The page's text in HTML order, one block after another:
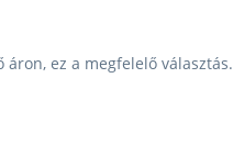
ez a megfelelő választás.